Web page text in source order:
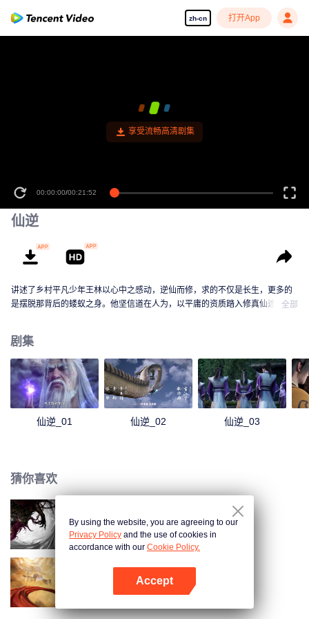
zh-cn 打开App
享受流畅高清剧集
00:00:00/00:21:52
仙逆
讲述了乡村平凡少年王林以心中之感动，逆仙而修，求的不仅是长生，更多的
是摆脱那背后的蝼蚁之身。他坚信道在人为，以平庸的资质踏入修真仙途，历
全部
剧集
仙逆_01 仙逆_02 仙逆_03
猜你喜欢
仙逆剧场版 神临之战
吞天记
By using the website, you are agreeing to our
Privacy Policy and the use of cookies in
accordance with our Cookie Policy.
Accept